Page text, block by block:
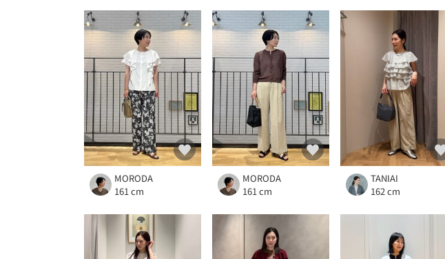
MORODA
161 cm
MORODA
161 cm
TANIAI
162 cm